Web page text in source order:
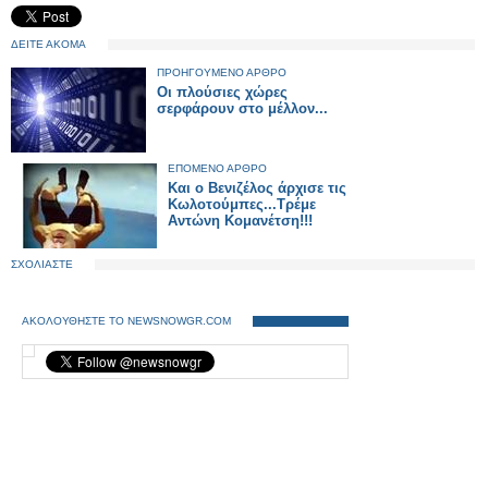
ΔΕΙΤΕ ΑΚΟΜΑ
ΠΡΟΗΓΟΥΜΕΝΟ ΑΡΘΡΟ
Οι πλούσιες χώρες
σερφάρουν στο μέλλον...
ΕΠΟΜΕΝΟ ΑΡΘΡΟ
Και ο Βενιζέλος άρχισε τις
Κωλοτούμπες...Τρέμε
Αντώνη Κομανέτση!!!
ΣΧΟΛΙΑΣΤΕ
ΑΚΟΛΟΥΘΗΣΤΕ ΤΟ NEWSNOWGR.COM